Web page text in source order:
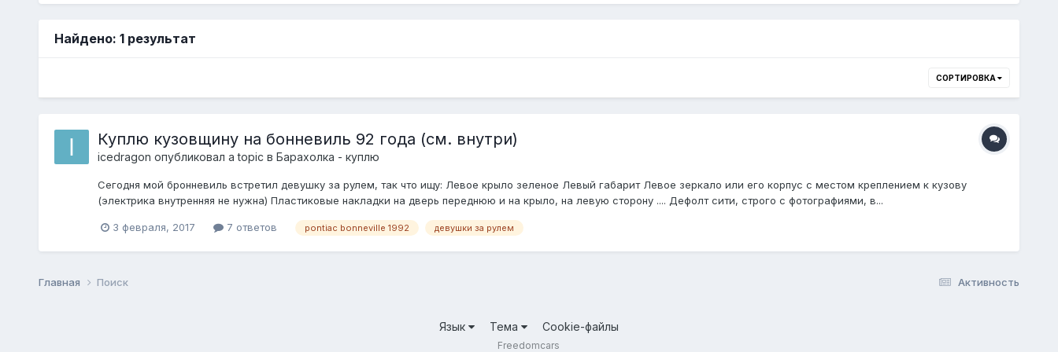
Найдено: 1 результат
СОРТИРОВКА
Куплю кузовщину на бонневиль 92 года (см. внутри)
icedragon опубликовал a topic в Барахолка - куплю
Сегодня мой бронневиль встретил девушку за рулем, так что ищу: Левое крыло зеленое Левый габарит Левое зеркало или его корпус с местом креплением к кузову
(электрика внутренняя не нужна) Пластиковые накладки на дверь переднюю и на крыло, на левую сторону .... Дефолт сити, строго с фотографиями, в...
3 февраля, 2017 7 ответов pontiac bonneville 1992 девушки за рулем
Активность
Главная Поиск
Язык Тема Cookie-файлы
Freedomcars